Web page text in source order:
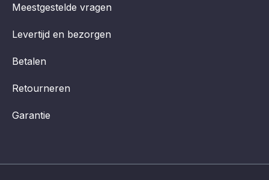
Meestgestelde vragen
Levertijd en bezorgen
Betalen
Retourneren
Garantie